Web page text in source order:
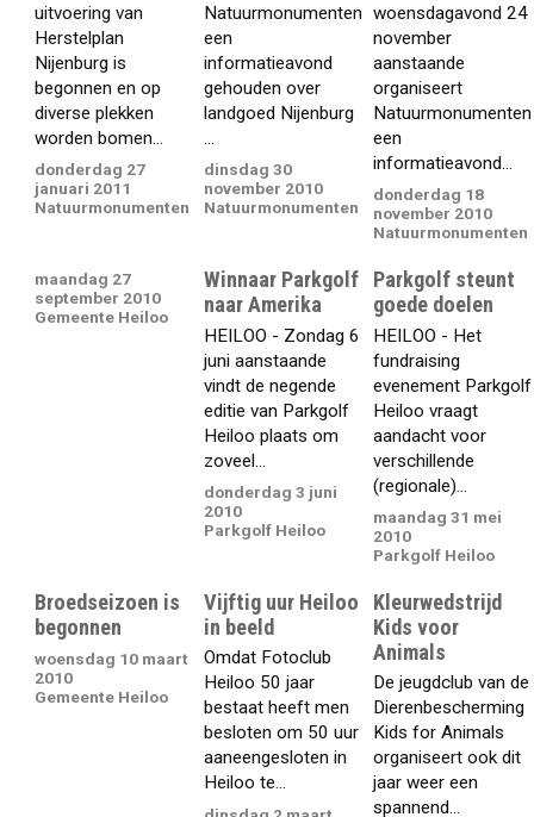
uitvoering van
Herstelplan
Nijenburg is
begonnen en op
diverse plekken
worden bomen...
donderdag 27
januari 2011
Natuurmonumenten
Natuurmonumenten
een
informatieavond
gehouden over
landgoed Nijenburg
dinsdag 30
november 2010
Natuurmonumenten
woensdagavond 24
november
aanstaande
organiseert
Natuurmonumenten
een
informatieavond...
donderdag 18
november 2010
Natuurmonumenten
maandag 27
september 2010
Gemeente Heiloo
Winnaar Parkgolf
naar Amerika
HEILOO - Zondag 6
juni aanstaande
vindt de negende
editie van Parkgolf
Heiloo plaats om
zoveel...
donderdag 3 juni
2010
Parkgolf Heiloo
Parkgolf steunt
goede doelen
HEILOO - Het
fundraising
evenement Parkgolf
Heiloo vraagt
aandacht voor
verschillende
(regionale)...
maandag 31 mei
2010
Parkgolf Heiloo
Broedseizoen is
begonnen
woensdag 10 maart
2010
Gemeente Heiloo
Vijftig uur Heiloo
in beeld
Omdat Fotoclub
Heiloo 50 jaar
bestaat heeft men
besloten om 50 uur
aaneengesloten in
Heiloo te...
Kleurwedstrijd
Kids voor
Animals
De jeugdclub van de
Dierenbescherming
Kids for Animals
organiseert ook dit
jaar weer een
spannend...